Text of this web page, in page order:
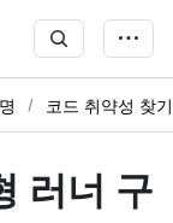
코드 취약성 찾
러너 구